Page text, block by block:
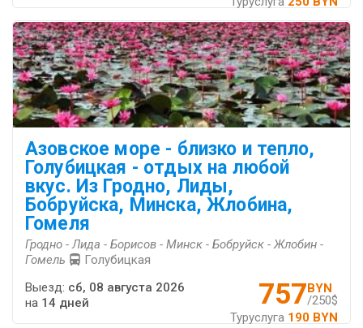
Азовское море - близко и тепло,
Голубицкая - отдых на любой
вкус. Из Гродно, Лиды,
Бобруйска, Минска, Жлобина,
Гомеля
Гродно - Лида - Борисов - Минск - Бобруйск - Жлобин -
Гомель
Голубицкая
757BYN
/250$
Туруслуга 190 BYN
Выезд: сб, 08 августа 2026
на 14 дней